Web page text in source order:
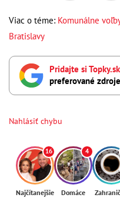
Viac o téme: Komunálne
Bratislavy
Pridajte si Topky.sk
preferované
Nahlásiť chybu
16
Najčítanejšie
4
Domáce